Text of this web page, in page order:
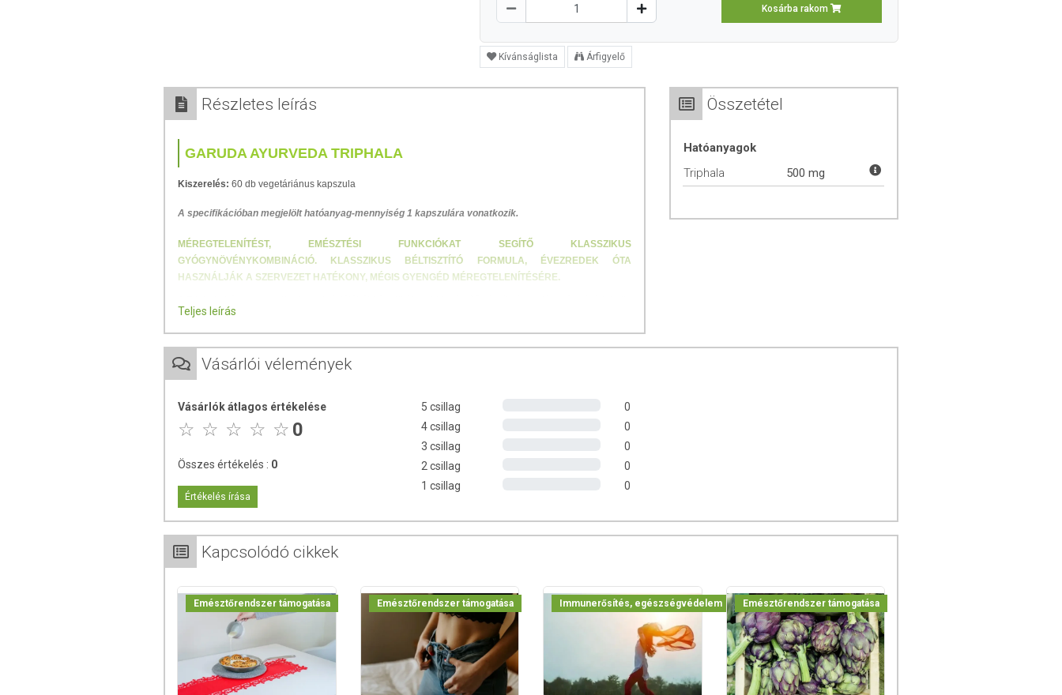
Kosárba rakom
Kívánságlista Árfigyelő
Részletes leírás
GARUDA AYURVEDA TRIPHALA
Kiszerelés: 60 db vegetáriánus kapszula
A specifikációban megjelölt hatóanyag-mennyiség 1 kapszulára vonatkozik.
MÉREGTELENÍTÉST, EMÉSZTÉSI FUNKCIÓKAT SEGÍTŐ KLASSZIKUS
GYÓGYNÖVÉNYKOMBINÁCIÓ. KLASSZIKUS BÉLTISZTÍTÓ FORMULA, ÉVEZREDEK ÓTA
HASZNÁLJÁK A SZERVEZET HATÉKONY, MÉGIS GYENGÉD MÉREGTELENÍTÉSÉRE.
ősi gyógyászata az Ayurveda a Triphalát klasszikus
óta használja a szervezethatékony, mégis gyengéd méregtelenítésére. A készítményben lévő három
gyümölcs (Emblica officinalis - Amla, Terminalia chebula - Haritaki és Terminalia belerica - Bibhitaki)
összehúzza és kíméletesen stimulálja a beleket, elősegítve a megfelelő kiválasztást
fiatalítja a szöveteket, véd a szabadgyökök károsító hatásától. Antioxidánsokban gazdag készítmény.
Méregtelenítő hatása révén tisztább, szebb bőrt eredményezhet.
A Triphala összetevőinek hatása*:
Emblica officinalis (Amla):
szerepe van az egészség megőrzésében és kiváló antioxidáns tulajdonságokkal rendelkezik.
Növeli a szervezet ellenálló képességét, segíti a jó közérzet és általános erőnlét fenntartását.
Támogatja az emésztési folyamatokat.
Terminalia chebula (Haritaki):A Haritaki az Ayurvéda és a tradicionális tibeti orvoslás univerzális
jótékony hatású lehet puffadás és székrekedés esetén.
alkalmazzuk. Kiemelt fontosságú lehet a szerepe szintén, ha nehézkes az emésztésünk és
székrekedés, puffadás fordul elő.
Alkalmazásának előnyei*:
Támogatja az emésztőrendszer optimális működését és az emésztési folyamatokat.
Hatékony vastagbél-, és vékonybéltisztító.
Teljes leírás
Összetétel
Hatóanyagok
Triphala
500 mg
Vásárlói vélemények
Vásárlók átlagos értékelése
0
Összes értékelés : 0
Értékelés írása
5 csillag
0
4 csillag
0
3 csillag
0
2 csillag
0
1 csillag
0
Kapcsolódó cikkek
Emésztőrendszer támogatása Emésztőrendszer támogatása Immunerősítés, egészségvédelem Emésztőrendszer támogatása